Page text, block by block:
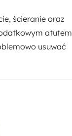
ścieranie oraz
atutem
usuwać